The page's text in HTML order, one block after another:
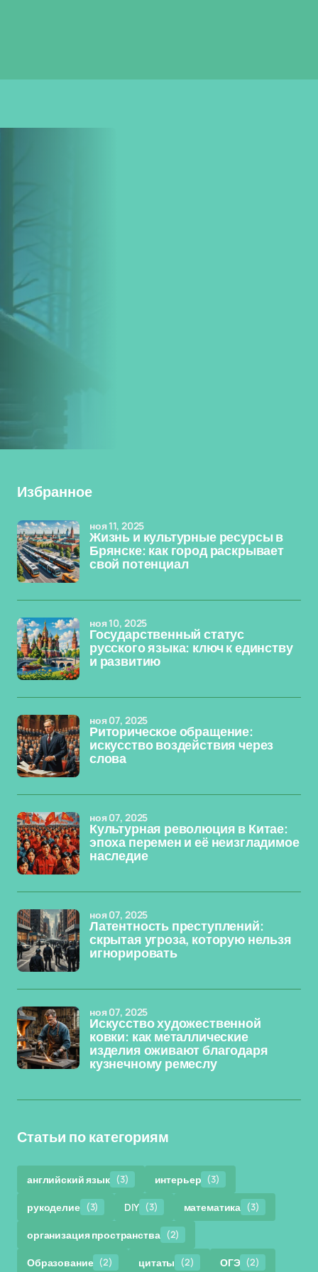
Избранное
Жизнь и культурные ресурсы в
Брянске: как город раскрывает
свой потенциал
ноя 11, 2025
Государственный статус
русского языка: ключ к единству
и развитию
ноя 10, 2025
Риторическое обращение:
искусство воздействия через
слова
ноя 07, 2025
Культурная революция в Китае:
эпоха перемен и её неизгладимое
наследие
ноя 07, 2025
Латентность преступлений:
скрытая угроза, которую нельзя
игнорировать
ноя 07, 2025
Искусство художественной
ковки: как металлические
изделия оживают благодаря
кузнечному ремеслу
ноя 07, 2025
Статьи по категориям
английский язык (3) интерьер (3)
рукоделие (3) DIY (3) математика (3)
организация пространства (2)
Образование (2) цитаты (2) ОГЭ (2)